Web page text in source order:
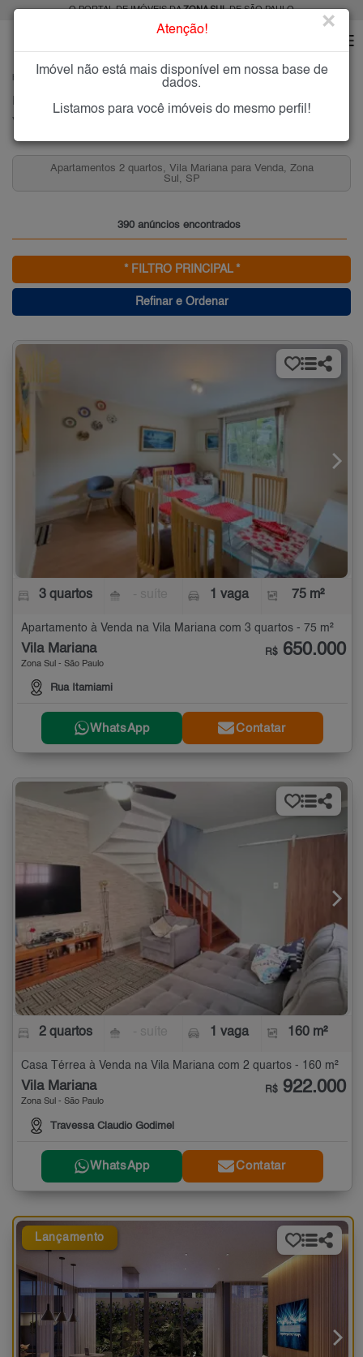
O PORTAL DE IMÓVEIS DAZONA SULDE SÃO PAULO
VILA MARIANA
Imóveis à Venda na Vila Mariana, Zona Sul de São Paulo
Vila Mariana, Zona Sul
Apartamentos 3 quartos, Vila Mariana para Venda, Zona
Sul, SP
390 anúncios encontrados
* FILTRO PRINCIPAL *
Refinar e Ordenar
3 quartos 1 vaga 75 m²
Apartamento à Venda na Vila Mariana com 3 quartos - 75 m²
Vila Mariana
Zona Sul - São Paulo
Rua Itamiami
R$ 650.000
WhatsApp Contatar
2 quartos 1 vaga 160 m²
Casa Térrea à Venda na Vila Mariana com 2 quartos - 160 m²
Vila Mariana
Zona Sul - São Paulo
Travessa Claudio Godimel
R$ 922.000
WhatsApp Contatar
Lançamento
Atenção! ×
Imóvel não está mais disponível em nossa base de
dados.
Listamos para você imóveis do mesmo perfil!